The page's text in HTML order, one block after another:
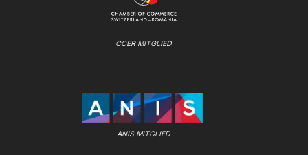
CCER MITGLIED
ANIS MITGLIED